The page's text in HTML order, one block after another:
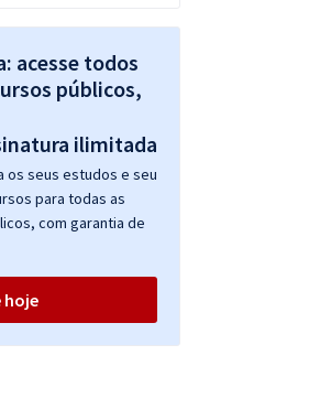
acesse todos
públicos,
os seus estudos e seu
para todas as
com garantia de
hoje